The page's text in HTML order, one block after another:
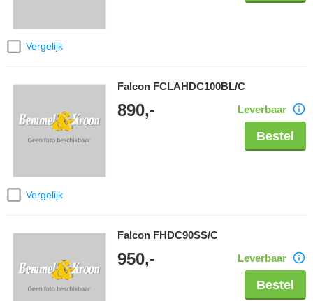
Vergelijk
Vergelijk
Falcon FCLAHDC100BL/C
890,- Leverbaar
Bestel
Falcon FHDC90SS/C
950,- Leverbaar
Bestel